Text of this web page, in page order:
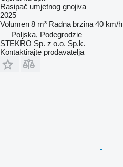
Rasipač umjetnog gnojiva
2025
Volumen 8 m³ Radna brzina 40 km/h
Poljska, Podegrodzie
STEKRO Sp. z o.o. Sp.k.
Kontaktirajte prodavatelja